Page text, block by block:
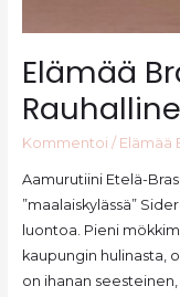
Elämää
Kommentoi / Elämää
Aamurutiini Etelä-
”maalaiskylässä”
luontoa. Pieni
kaupungin hulinasta,
on ihanan